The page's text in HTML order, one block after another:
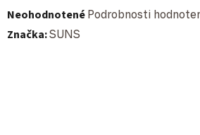
Priemerné hodnotenie produktu je 0,0 z
Neohodnotené Podrobnosti
Značka:SUNS